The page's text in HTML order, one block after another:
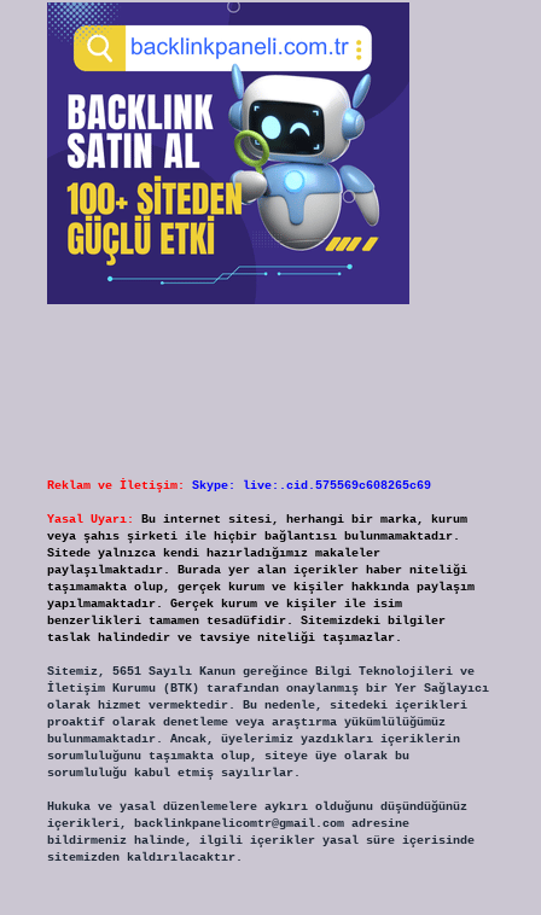
Reklam ve İletişim: Skype: live:.cid.575569c608265c69
Yasal Uyarı:
Bu internet sitesi, herhangi bir marka, kurum
veya şahıs şirketi ile hiçbir bağlantısı bulunmamaktadır.
Sitede yalnızca kendi hazırladığımız makaleler
paylaşılmaktadır. Burada yer alan içerikler haber niteliği
taşımamakta olup, gerçek kurum ve kişiler hakkında paylaşım
yapılmamaktadır. Gerçek kurum ve kişiler ile isim
benzerlikleri tamamen tesadüfidir. Sitemizdeki bilgiler
taslak halindedir ve tavsiye niteliği taşımazlar.
Sitemiz, 5651 Sayılı Kanun gereğince Bilgi Teknolojileri ve
İletişim Kurumu (BTK) tarafından onaylanmış bir Yer Sağlayıcı
olarak hizmet vermektedir. Bu nedenle, sitedeki içerikleri
proaktif olarak denetleme veya araştırma yükümlülüğümüz
bulunmamaktadır. Ancak, üyelerimiz yazdıkları içeriklerin
sorumluluğunu taşımakta olup, siteye üye olarak bu
sorumluluğu kabul etmiş sayılırlar.
Hukuka ve yasal düzenlemelere aykırı olduğunu düşündüğünüz
içerikleri, backlinkpanelicomtr@gmail.comadresine
bildirmeniz halinde, ilgili içerikler yasal süre içerisinde
sitemizden kaldırılacaktır.